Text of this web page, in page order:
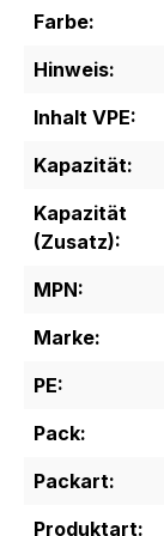
Farbe:
Hinweis:
Inhalt VPE:
Kapazität:
Kapazität
(Zusatz):
MPN:
Marke:
PE:
Pack:
Packart:
Produktart: